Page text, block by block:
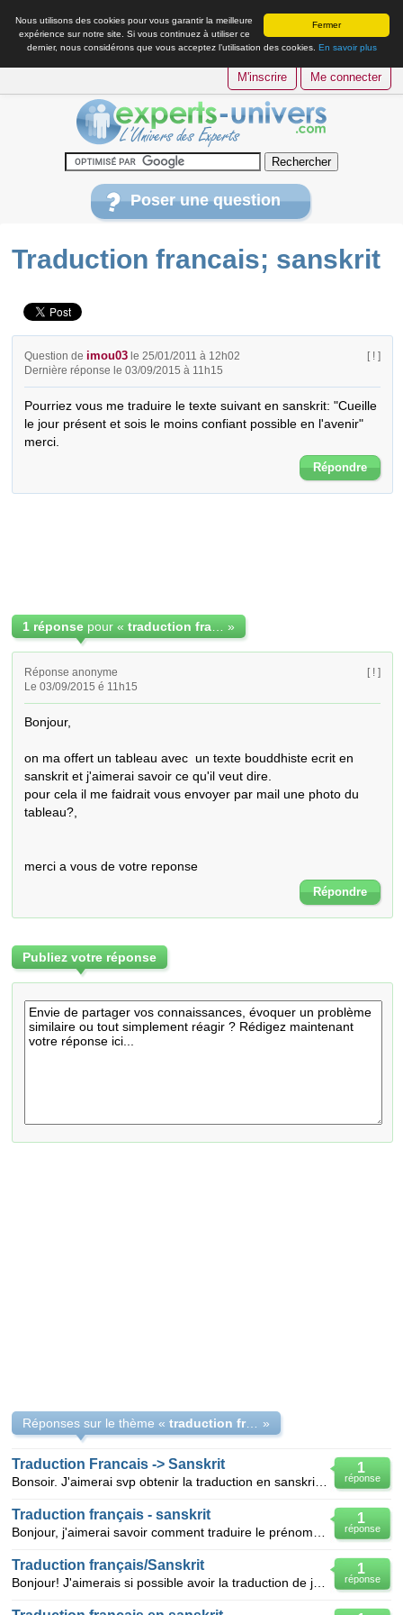
Fermer
Nous utilisons des cookies pour vous garantir la meilleure
expérience sur notre site. Si vous continuez à utiliser ce
dernier, nous considérons que vous acceptez l’utilisation des cookies. En savoir plus
M'inscrire Me connecter
Poser une question
Traduction francais; sanskrit
Question deimou03 le 25/01/2011 à 12h02
Dernière réponse le 03/09/2015 à 11h15
[ ! ]
Pourriez vous me traduire le texte suivant en sanskrit: "Cueille
le jour présent et sois le moins confiant possible en l'avenir"
merci.
Répondre
1 réponse pour « »
Réponse anonyme
Le 03/09/2015 é 11h15
[ ! ]
Bonjour,
on ma offert un tableau avec  un texte bouddhiste ecrit en
sanskrit et j'aimerai savoir ce qu'il veut dire.
pour cela il me faidrait vous envoyer par mail une photo du
tableau?,
merci a vous de votre reponse
Répondre
Publiez votre réponse
Réponses sur le thème « traduction francais; sanskrit »
1
réponse
Traduction Francais -> Sanskrit
1
réponse
Traduction français - sanskrit
1
réponse
Traduction français/Sanskrit